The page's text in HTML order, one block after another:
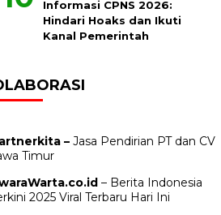
Informasi CPNS 2026:
Hindari Hoaks dan Ikuti
Kanal Pemerintah
– Jasa Pendirian PT dan CV
Timur
– Berita Indonesia
2025 Viral Terbaru Hari Ini